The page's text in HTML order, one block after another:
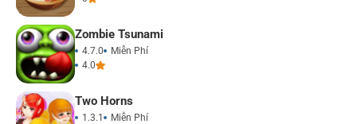
Zombie Tsunami
4.7.0
Miễn Phí
4.0
Two Horns
1.3.1
Miễn Phí